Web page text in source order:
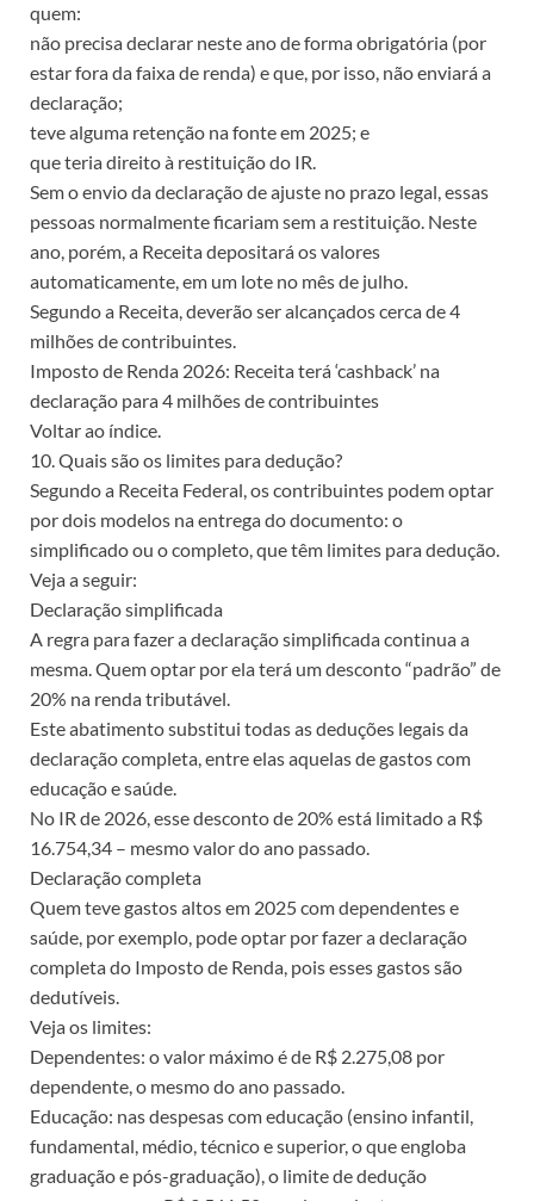
quem:
não precisa declarar neste ano de forma obrigatória (por
estar fora da faixa de renda) e que, por isso, não enviará a
declaração;
teve alguma retenção na fonte em 2025; e
que teria direito à restituição do IR.
Sem o envio da declaração de ajuste no prazo legal, essas
pessoas normalmente ficariam sem a restituição. Neste
ano, porém, a Receita depositará os valores
automaticamente, em um lote no mês de julho.
Segundo a Receita, deverão ser alcançados cerca de 4
milhões de contribuintes.
Imposto de Renda 2026: Receita terá ‘cashback’ na
declaração para 4 milhões de contribuintes
Voltar ao índice.
10. Quais são os limites para dedução?
Segundo a Receita Federal, os contribuintes podem optar
por dois modelos na entrega do documento: o
simplificado ou o completo, que têm limites para dedução.
Veja a seguir:
Declaração simplificada
A regra para fazer a declaração simplificada continua a
mesma. Quem optar por ela terá um desconto “padrão” de
20% na renda tributável.
Este abatimento substitui todas as deduções legais da
declaração completa, entre elas aquelas de gastos com
educação e saúde.
No IR de 2026, esse desconto de 20% está limitado a R$
16.754,34 – mesmo valor do ano passado.
Declaração completa
Quem teve gastos altos em 2025 com dependentes e
saúde, por exemplo, pode optar por fazer a declaração
completa do Imposto de Renda, pois esses gastos são
dedutíveis.
Veja os limites:
Dependentes: o valor máximo é de R$ 2.275,08 por
dependente, o mesmo do ano passado.
Educação: nas despesas com educação (ensino infantil,
fundamental, médio, técnico e superior, o que engloba
graduação e pós-graduação), o limite de dedução